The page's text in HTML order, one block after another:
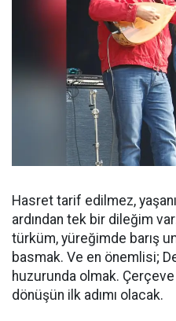
Hasret tarif edilmez,
ardından tek bir dileğim
türküm, yüreğimde barış
basmak. Ve en önemlisi;
huzurunda olmak.
dönüşün ilk adımı olacak.